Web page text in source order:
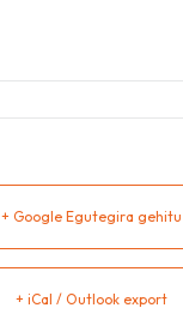
+ Google Egutegira gehitu
+ iCal / Outlook export